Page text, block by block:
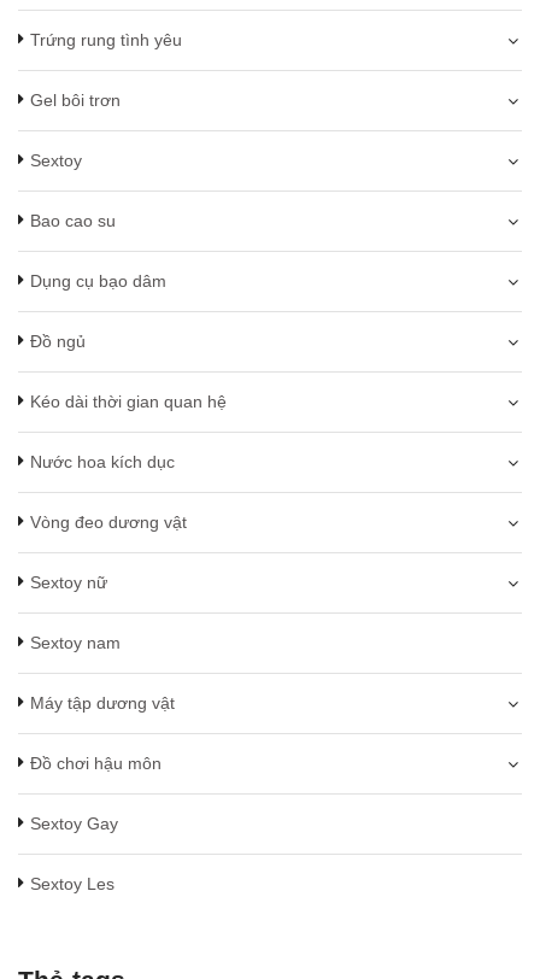
Trứng rung tình yêu
Gel bôi trơn
Sextoy
Bao cao su
Dụng cụ bạo dâm
Đồ ngủ
Kéo dài thời gian quan hệ
Nước hoa kích dục
Vòng đeo dương vật
Sextoy nữ
Sextoy nam
Máy tập dương vật
Đồ chơi hậu môn
Sextoy Gay
Sextoy Les